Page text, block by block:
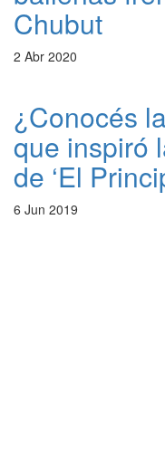
Chubut
2 Abr 2020
¿Conocés
que inspiró
de ‘El
6 Jun 2019